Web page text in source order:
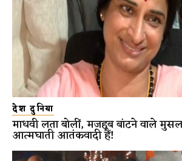
देश दुनिया
माधवी लता बोलीं, मजहब बांटने वाले
आत्मघाती आतंकवादी हैं!